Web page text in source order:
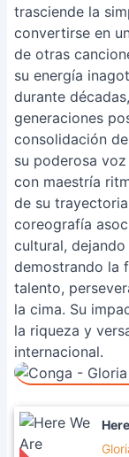
trasciende la
convertirse en
de otras
su energía
durante
generaciones
consolidación
su poderosa
con maestría
de su
coreografía
cultural,
demostrando la
talento,
la cima. Su
la riqueza y
internacional.